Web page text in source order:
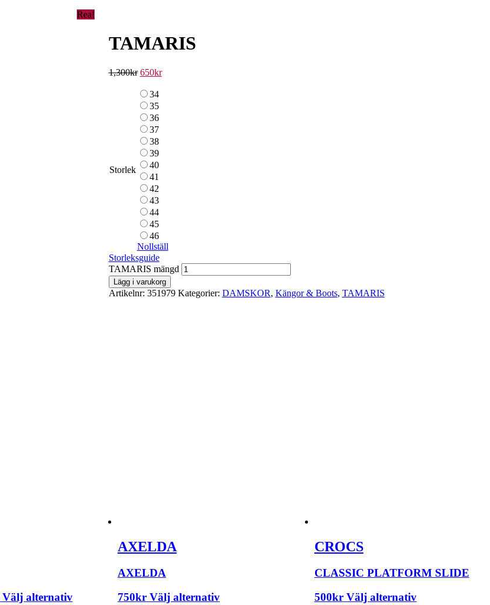
Rea!
TAMARIS
1,300kr 650kr
Storlek
34
35
36
37
38
39
40
41
42
43
44
45
46
Nollställ
Storleksguide
TAMARIS mängd
Lägg i varukorg
Artikelnr: 351979 Kategorier: DAMSKOR, Kängor & Boots, TAMARIS
Välj alternativ
AXELDA
AXELDA
750kr Välj alternativ
CROCS
CLASSIC PLATFORM SLIDE
500kr Välj alternativ